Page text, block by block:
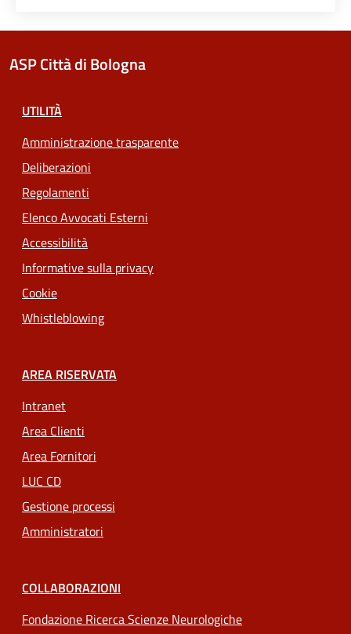
ASP Città di Bologna
UTILITÀ
Amministrazione trasparente
Deliberazioni
Regolamenti
Elenco Avvocati Esterni
Accessibilità
Informative sulla privacy
Cookie
Whistleblowing
AREA RISERVATA
Intranet
Area Clienti
Area Fornitori
LUC CD
Gestione processi
Amministratori
COLLABORAZIONI
Fondazione Ricerca Scienze Neurologiche